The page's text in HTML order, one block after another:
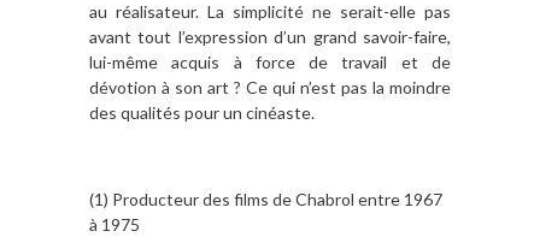
au réalisateur. La simplicité ne serait-elle pas
avant tout l’expression d’un grand savoir-faire,
lui-même acquis à force de travail et de
dévotion à son art ? Ce qui n’est pas la moindre
des qualités pour un cinéaste.
(1) Producteur des films de Chabrol entre 1967
à 1975